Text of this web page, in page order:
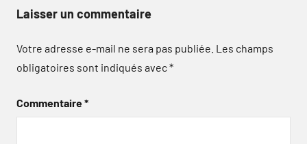
Laisser un commentaire
Votre adresse e-mail ne sera pas publiée. Les champs
obligatoires sont indiqués avec*
Commentaire*